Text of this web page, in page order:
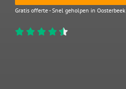
Gratis offerte - Snel geholpen in Oosterbeek